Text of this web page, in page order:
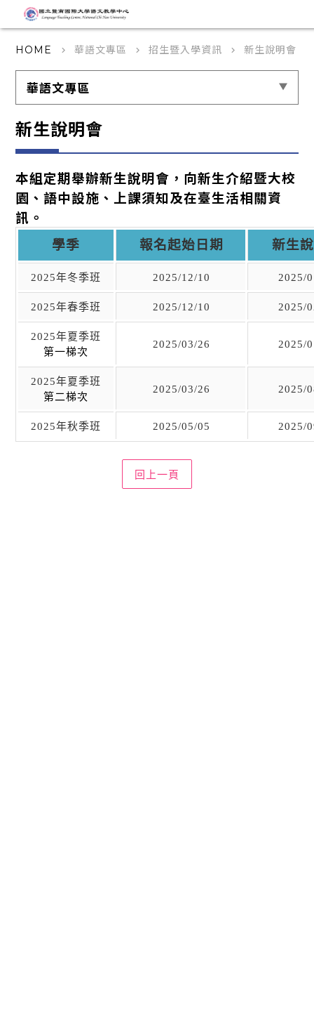
HOME keyboard_arrow_right 華語文專區 keyboard_arrow_right 招生暨入學資訊 keyboard_arrow_right 新生說明會
華語文專區
新生說明會
本組定期舉辦新生說明會，向新生介紹暨大校
園、語中設施、上課須知及在臺生活相關資
訊。
學季 報名起始日期 新生
2025年冬季班 2025/12/10 2025/
2025年春季班 2025/12/10 2025/
2025年夏季班
第一梯次
2025/03/26 2025/
2025年夏季班
第二梯次
2025/03/26 2025/
2025年秋季班 2025/05/05 2025/